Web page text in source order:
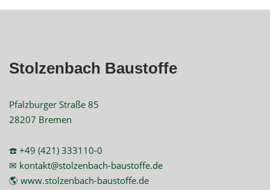
Stolzenbach Baustoffe
Pfalzburger Straße 85
28207 Bremen
☎️ +49 (421) 333110-0
✉ kontakt@stolzenbach-baustoffe.de
🌎 www.stolzenbach-baustoffe.de